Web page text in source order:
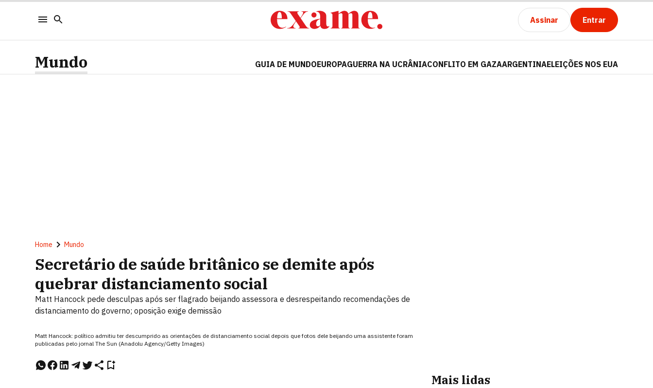
Assinar Entrar
Mundo GUIA DE MUNDOEUROPAGUERRA NA UCRÂNIACONFLITO EM GAZAARGENTINAELEIÇÕES NOS EUA
Home Mundo
Secretário de saúde britânico se demite após
quebrar distanciamento social
Matt Hancock pede desculpas após ser flagrado beijando assessora e desrespeitando recomendações de
distanciamento do governo; oposição exige demissão
Matt Hancock: político admitiu ter descumprido as orientações de distanciamento social depois que fotos dele beijando uma assistente foram
publicadas pelo jornal The Sun (Anadolu Agency/Getty Images)
Mais lidas